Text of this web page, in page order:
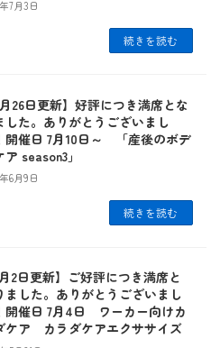
7月3日
続きを読む
月26日更新】好評につき満席とな
した。ありがとうございまし
開催日 7月10日～ 「産後のボデ
ア season3」
6月9日
続きを読む
月2日更新】ご好評につき満席と
ました。ありがとうございまし
開催日 7月4日 ワーカー向けカ
ケア カラダケアエクササイズ